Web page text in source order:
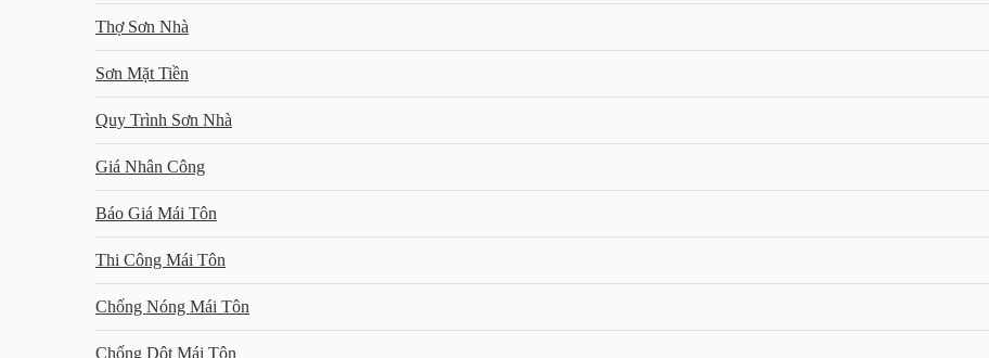
Thợ Sơn Nhà
Sơn Mặt Tiền
Quy Trình Sơn Nhà
Giá Nhân Công
Báo Giá Mái Tôn
Thi Công Mái Tôn
Chống Nóng Mái Tôn
Chống Dột Mái Tôn